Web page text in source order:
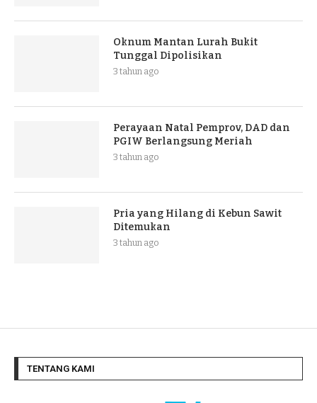
Oknum Mantan Lurah Bukit
Tunggal Dipolisikan
3 tahun ago
Perayaan Natal Pemprov, DAD dan
PGIW Berlangsung Meriah
3 tahun ago
Pria yang Hilang di Kebun Sawit
Ditemukan
3 tahun ago
TENTANG KAMI